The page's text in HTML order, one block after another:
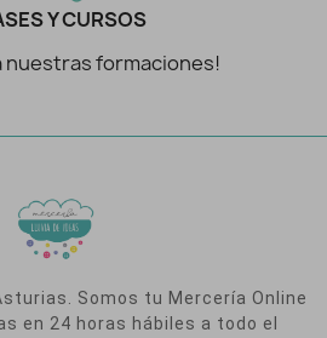
Y CURSOS
nuestras formaciones!
Somos tu Mercería Online
en 24 horas hábiles a todo el